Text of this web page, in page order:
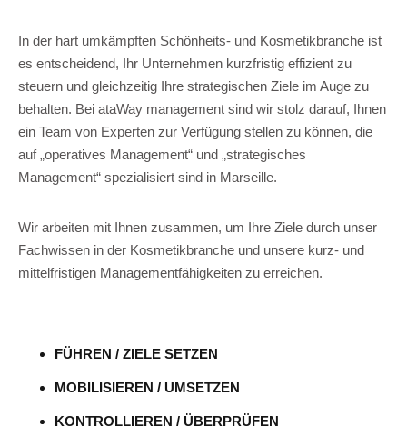
In der hart umkämpften Schönheits- und Kosmetikbranche ist
es entscheidend, Ihr Unternehmen kurzfristig effizient zu
steuern und gleichzeitig Ihre strategischen Ziele im Auge zu
behalten. Bei ataWay management sind wir stolz darauf, Ihnen
ein Team von Experten zur Verfügung stellen zu können, die
auf „operatives Management“ und „strategisches
Management“ spezialisiert sind in Marseille.
Wir arbeiten mit Ihnen zusammen, um Ihre Ziele durch unser
Fachwissen in der Kosmetikbranche und unsere kurz- und
mittelfristigen Managementfähigkeiten zu erreichen.
FÜHREN / ZIELE SETZEN
MOBILISIEREN / UMSETZEN
KONTROLLIEREN / ÜBERPRÜFEN